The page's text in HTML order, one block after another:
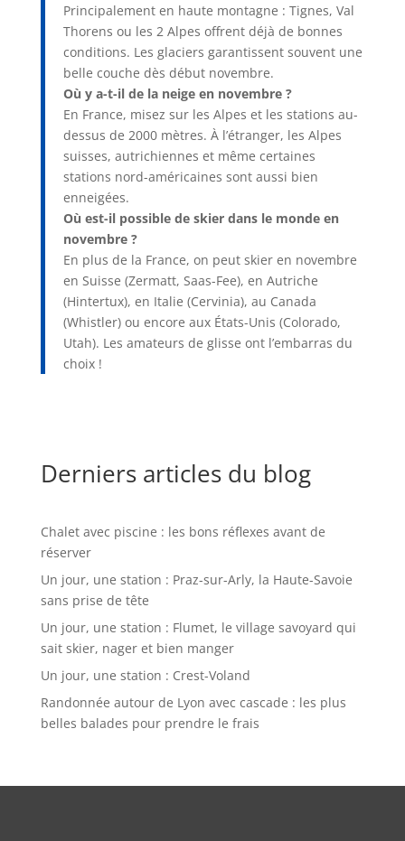
Principalement en haute montagne : Tignes, Val
Thorens ou les 2 Alpes offrent déjà de bonnes
conditions. Les glaciers garantissent souvent une
belle couche dès début novembre.
Où y a-t-il de la neige en novembre ?
En France, misez sur les Alpes et les stations au-
dessus de 2000 mètres. À l’étranger, les Alpes
suisses, autrichiennes et même certaines
stations nord-américaines sont aussi bien
enneigées.
Où est-il possible de skier dans le monde en
novembre ?
En plus de la France, on peut skier en novembre
en Suisse (Zermatt, Saas-Fee), en Autriche
(Hintertux), en Italie (Cervinia), au Canada
(Whistler) ou encore aux États-Unis (Colorado,
Utah). Les amateurs de glisse ont l’embarras du
choix !
Derniers articles du blog
Chalet avec piscine : les bons réflexes avant de
réserver
Un jour, une station : Praz-sur-Arly, la Haute-Savoie
sans prise de tête
Un jour, une station : Flumet, le village savoyard qui
sait skier, nager et bien manger
Un jour, une station : Crest-Voland
Randonnée autour de Lyon avec cascade : les plus
belles balades pour prendre le frais